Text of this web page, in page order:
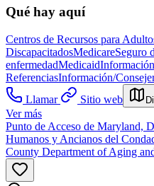
Qué hay aquí
Centros de Recursos para
DiscapacitadosMedicareSeguro
enfermedadMedicaid
ReferenciasInformación/
Llamar
Sitio web
Ver más
Punto de Acceso de Maryland,
Humanos y Ancianos del
County Department of Aging